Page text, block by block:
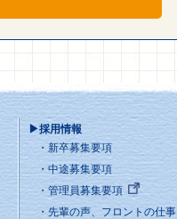
▶採用情報
新卒募集要項
中途募集要項
管理員募集要項
先輩の声、フロントの仕事